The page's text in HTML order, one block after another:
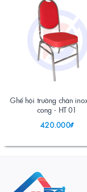
Ghế hội trường chân
cong - HT 01
420.000₫